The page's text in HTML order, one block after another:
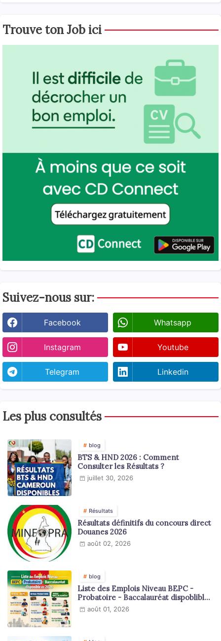
Trouve ton Job ici
Suivez-nous sur:
Facebook Whatsapp
Instagram Youtube
Telegram Linkedin
Les plus consultés
blog
BTS & HND 2026 : Comment
Consulter les Résultats ?
juillet 30, 2026
Résultats
Résultats définitifs du concours direct
Douanes 2026
août 02, 2026
blog
Liste des Emplois Niveau BEPC -
Probatoire - Baccalauréat dispoblible
en 2026
août 01, 2026